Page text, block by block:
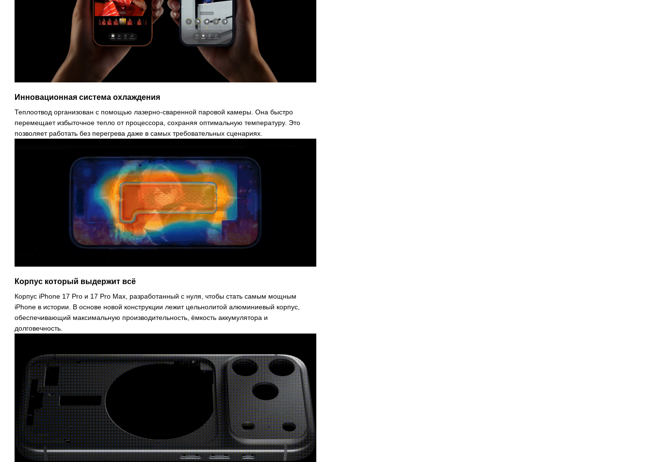
Инновационная система охлаждения
Теплоотвод организован с помощью лазерно-сваренной паровой камеры. Она быстро
перемещает избыточное тепло от процессора, сохраняя оптимальную температуру. Это
позволяет работать без перегрева даже в самых требовательных сценариях.
Корпус который выдержит всё
Корпус iPhone 17 Pro и 17 Pro Max, разработанный с нуля, чтобы стать самым мощным
iPhone в истории. В основе новой конструкции лежит цельнолитой алюминиевый корпус,
обеспечивающий максимальную производительность, ёмкость аккумулятора и
долговечность.